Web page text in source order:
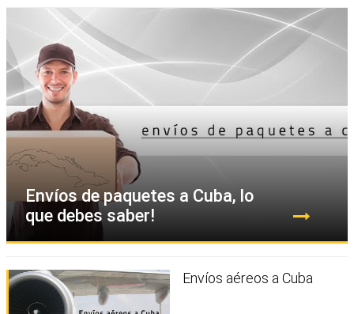
Envíos de paquetes a Cuba, lo
que debes saber!
Envíos aéreos a Cuba